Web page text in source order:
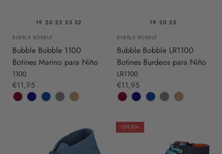
19 20 32
23
22
BUBBLE BOBBLE
Bubble Bobble 1100
Botines Marino para Niño
1100
€11,95
19 20 25
BUBBLE BOBBLE
Bubble Bobble LR1100
Botines Burdeos para Niño
LR1100
€11,95
OFERTA